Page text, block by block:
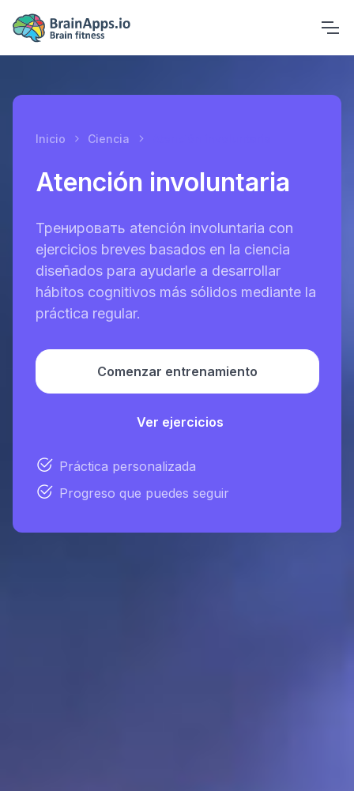
Inicio Ciencia
Atención involuntaria
Тренировать atención involuntaria con
ejercicios breves basados ​​en la ciencia
diseñados para ayudarle a desarrollar
hábitos cognitivos más sólidos mediante la
práctica regular.
Comenzar entrenamiento
Ver ejercicios
Práctica personalizada
Progreso que puedes seguir